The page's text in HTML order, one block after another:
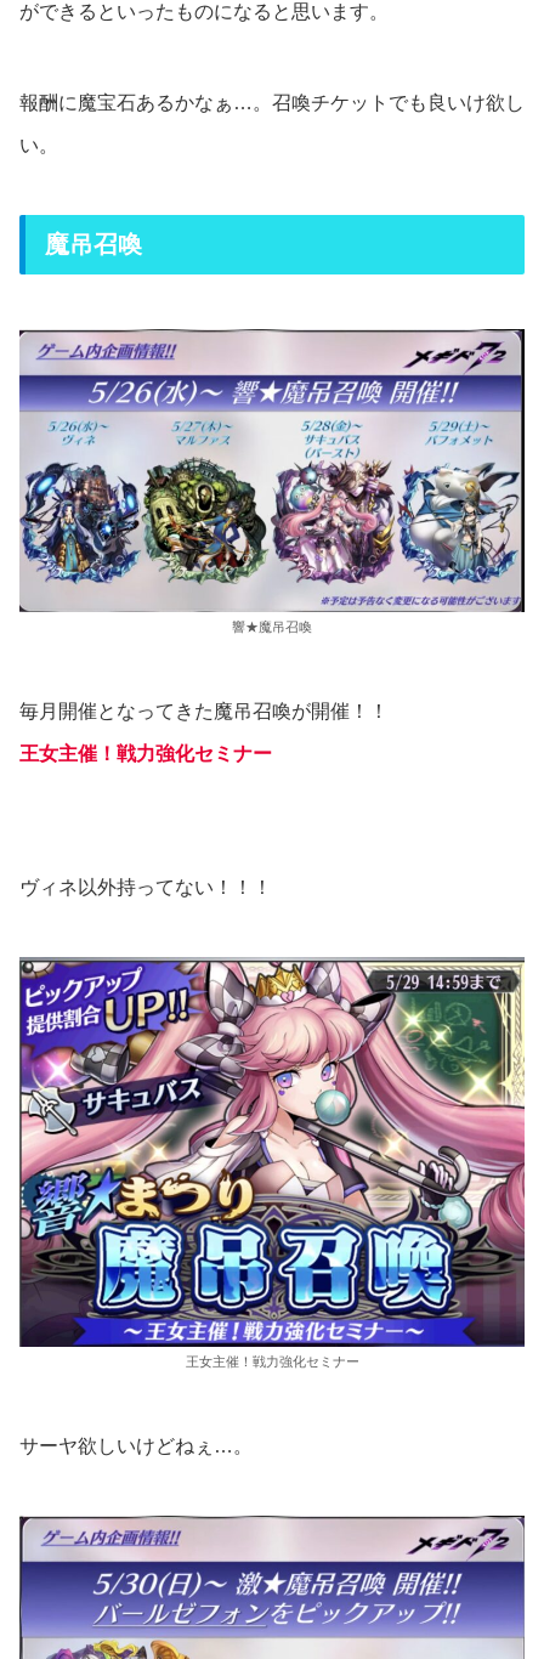
ができるといったものになると思います。
報酬に魔宝石あるかなぁ…。召喚チケットでも良いけ欲し
い。
魔吊召喚
響★魔吊召喚
毎月開催となってきた魔吊召喚が開催！！
王女主催！戦力強化セミナー
ヴィネ以外持ってない！！！
王女主催！戦力強化セミナー
サーヤ欲しいけどねぇ…。